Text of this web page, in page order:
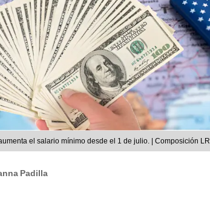
el salario mínimo desde el 1 de julio. | Composición LR
Padilla